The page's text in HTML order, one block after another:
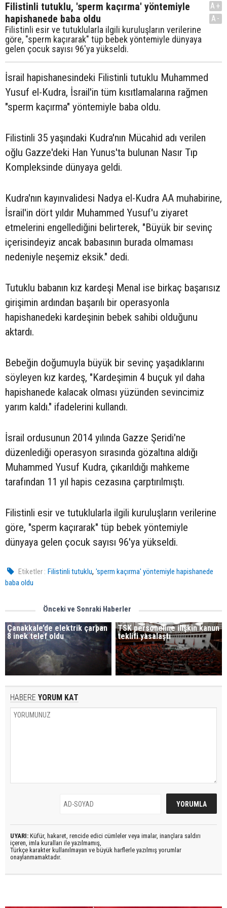
Filistinli tutuklu, 'sperm kaçırma' yöntemiyle
hapishanede baba oldu
Filistinli esir ve tutuklularla ilgili kuruluşların verilerine
göre, "sperm kaçırarak" tüp bebek yöntemiyle dünyaya
gelen çocuk sayısı 96'ya yükseldi.
A+
A-
İsrail hapishanesindeki Filistinli tutuklu Muhammed
Yusuf el-Kudra, İsrail'in tüm kısıtlamalarına rağmen
"sperm kaçırma" yöntemiyle baba oldu.
Filistinli 35 yaşındaki Kudra'nın Mücahid adı verilen
oğlu Gazze'deki Han Yunus'ta bulunan Nasır Tıp
Kompleksinde dünyaya geldi.
Kudra'nın kayınvalidesi Nadya el-Kudra AA muhabirine,
İsrail'in dört yıldır Muhammed Yusuf'u ziyaret
etmelerini engellediğini belirterek, "Büyük bir sevinç
içerisindeyiz ancak babasının burada olmaması
nedeniyle neşemiz eksik." dedi.
Tutuklu babanın kız kardeşi Menal ise birkaç başarısız
girişimin ardından başarılı bir operasyonla
hapishanedeki kardeşinin bebek sahibi olduğunu
aktardı.
Bebeğin doğumuyla büyük bir sevinç yaşadıklarını
söyleyen kız kardeş, "Kardeşimin 4 buçuk yıl daha
hapishanede kalacak olması yüzünden sevincimiz
yarım kaldı." ifadelerini kullandı.
İsrail ordusunun 2014 yılında Gazze Şeridi'ne
düzenlediği operasyon sırasında gözaltına aldığı
Muhammed Yusuf Kudra, çıkarıldığı mahkeme
tarafından 11 yıl hapis cezasına çarptırılmıştı.
Filistinli esir ve tutuklularla ilgili kuruluşların verilerine
göre, "sperm kaçırarak" tüp bebek yöntemiyle
dünyaya gelen çocuk sayısı 96'ya yükseldi.
Etiketler : Filistinli tutuklu,'sperm kaçırma' yöntemiyle hapishanede
baba oldu
Önceki ve Sonraki Haberler
Çanakkale’de elektrik çarpan
8 inek telef oldu
TSK personeline ilişkin kanun
teklifi yasalaştı
HABERE YORUM KAT
UYARI: Küfür, hakaret, rencide edici cümleler veya imalar, inançlara saldırı
içeren, imla kuralları ile yazılmamış,
Türkçe karakter kullanılmayan ve büyük harflerle yazılmış yorumlar
onaylanmamaktadır.